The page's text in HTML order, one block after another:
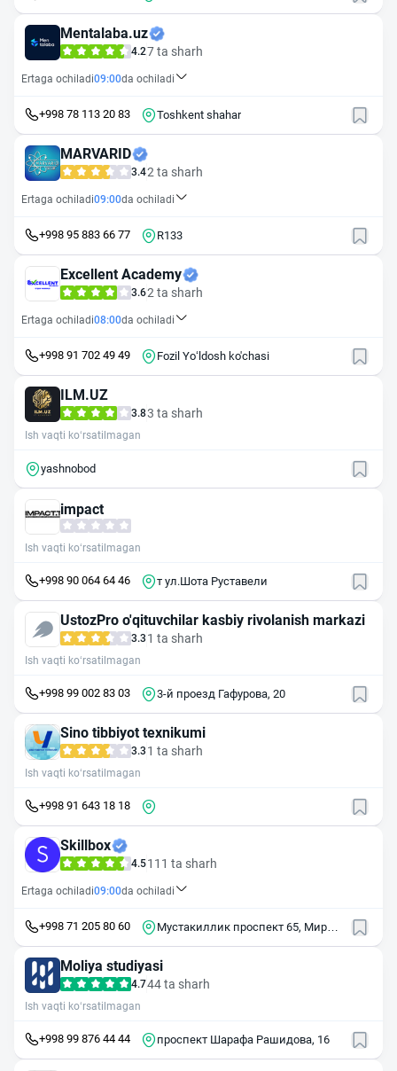
Mentalaba.uz
4.27 ta sharh
Ertaga ochiladi09:00da ochiladi
+998 78 113 20 83 Toshkent shahar
MARVARID
3.42 ta sharh
Ertaga ochiladi09:00da ochiladi
+998 95 883 66 77 R133
Excellent Academy
3.62 ta sharh
Ertaga ochiladi08:00da ochiladi
+998 91 702 49 49 Fozil Yoʻldosh ko'chasi
ILM.UZ
3.83 ta sharh
Ish vaqti ko‘rsatilmagan
yashnobod
impact
Ish vaqti ko‘rsatilmagan
+998 90 064 64 46 т ул.Шота Руставели
UstozPro o'qituvchilar kasbiy rivolanish markazi
3.3 1 ta sharh
Ish vaqti ko‘rsatilmagan
+998 99 002 83 03 3-й проезд Гафурова, 20
Sino tibbiyot texnikumi
3.3 1 ta sharh
Ish vaqti ko‘rsatilmagan
+998 91 643 18 18
Skillbox
4.5111 ta sharh
Ertaga ochiladi09:00da ochiladi
+998 71 205 80 60
Мустакиллик проспект 65, Мирзо-
Moliya studiyasi
4.744 ta sharh
Ish vaqti ko‘rsatilmagan
+998 99 876 44 44 проспект Шарафа Рашидова, 16